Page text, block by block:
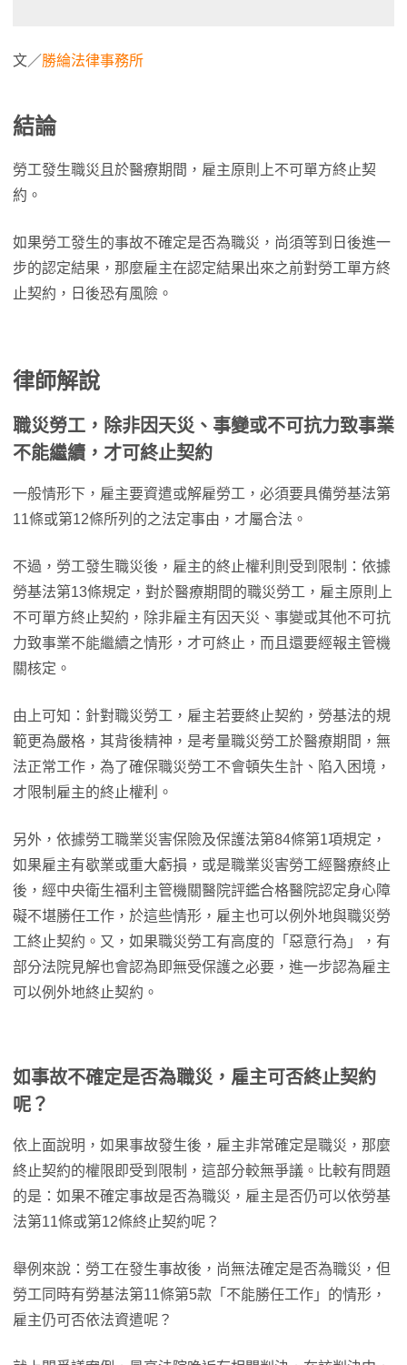
文／勝綸法律事務所
結論
勞工發生職災且於醫療期間，雇主原則上不可單方終止契
約。
如果勞工發生的事故不確定是否為職災，尚須等到日後進一
步的認定結果，那麼雇主在認定結果出來之前對勞工單方終
止契約，日後恐有風險。
律師解說
職災勞工，除非因天災、事變或不可抗力致事業
不能繼續，才可終止契約
一般情形下，雇主要資遣或解雇勞工，必須要具備勞基法第
11條或第12條所列的之法定事由，才屬合法。
不過，勞工發生職災後，雇主的終止權利則受到限制：依據
勞基法第13條規定，對於醫療期間的職災勞工，雇主原則上
不可單方終止契約，除非雇主有因天災、事變或其他不可抗
力致事業不能繼續之情形，才可終止，而且還要經報主管機
關核定。
由上可知：針對職災勞工，雇主若要終止契約，勞基法的規
範更為嚴格，其背後精神，是考量職災勞工於醫療期間，無
法正常工作，為了確保職災勞工不會頓失生計、陷入困境，
才限制雇主的終止權利。
另外，依據勞工職業災害保險及保護法第84條第1項規定，
如果雇主有歇業或重大虧損，或是職業災害勞工經醫療終止
後，經中央衛生福利主管機關醫院評鑑合格醫院認定身心障
礙不堪勝任工作，於這些情形，雇主也可以例外地與職災勞
工終止契約。又，如果職災勞工有高度的「惡意行為」，有
部分法院見解也會認為即無受保護之必要，進一步認為雇主
可以例外地終止契約。
如事故不確定是否為職災，雇主可否終止契約
呢？
依上面說明，如果事故發生後，雇主非常確定是職災，那麼
終止契約的權限即受到限制，這部分較無爭議。比較有問題
的是：如果不確定事故是否為職災，雇主是否仍可以依勞基
法第11條或第12條終止契約呢？
舉例來說：勞工在發生事故後，尚無法確定是否為職災，但
勞工同時有勞基法第11條第5款「不能勝任工作」的情形，
雇主仍可否依法資遣呢？